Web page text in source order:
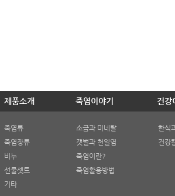
제품소개 죽염이야기 건강
죽염류
죽염장류
비누
선물셋트
기타
소금과 미네랄
갯벌과 천일염
죽염이란?
죽염활용방법
한식
건강